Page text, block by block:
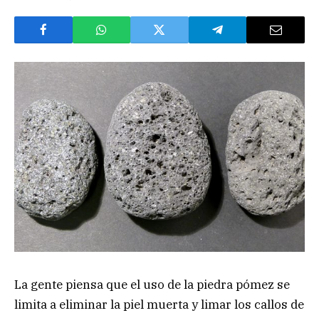
La gente piensa que el uso de la piedra pómez se
limita a eliminar la piel muerta y limar los callos de